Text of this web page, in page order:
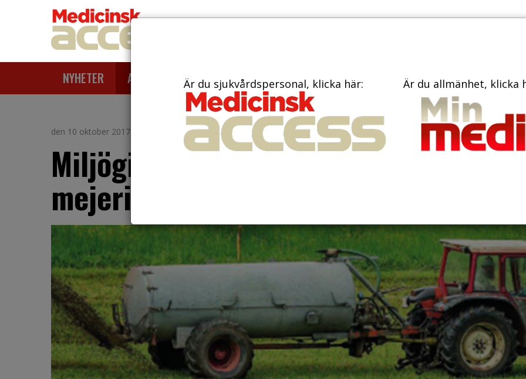
NYHETER ARTIKLAR AKTUELLT TIDNINGAR BÖCKER KONTAKT
den 10 oktober 2017
Miljögifter i mjölk och
mejeriprodukter
Är du sjukvårdspersonal, klicka här: Är du allmänhet, klicka